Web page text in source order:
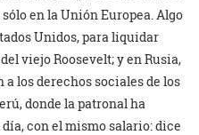
en la Unión Europea. Algo
Unidos, para liquidar
viejo Roosevelt; y en Rusia,
los derechos sociales de los
donde la patronal ha
con el mismo salario: dice